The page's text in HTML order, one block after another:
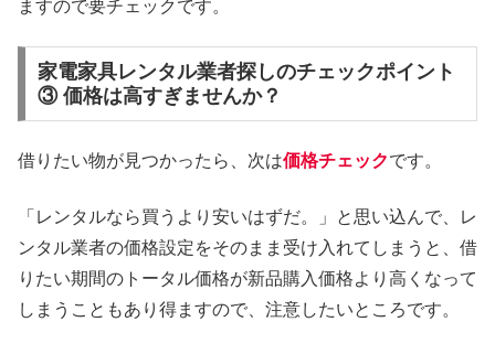
ますので要チェックです。
家電家具レンタル業者探しのチェックポイント
③ 価格は高すぎませんか？
借りたい物が見つかったら、次は価格チェックです。
「レンタルなら買うより安いはずだ。」と思い込んで、レ
ンタル業者の価格設定をそのまま受け入れてしまうと、借
りたい期間のトータル価格が新品購入価格より高くなって
しまうこともあり得ますので、注意したいところです。